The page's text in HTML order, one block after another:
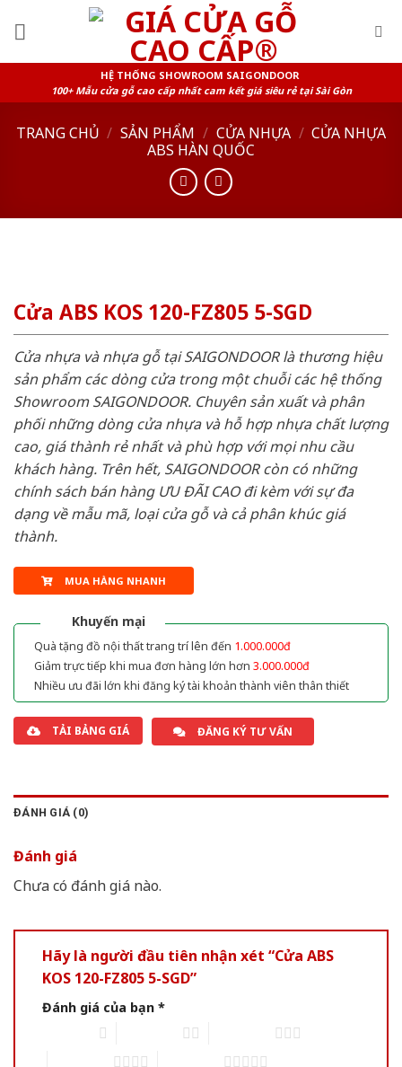
HỆ THỐNG SHOWROOM SAIGONDOOR
100+ Mẫu cửa gỗ cao cấp nhất cam kết giá siêu rẻ tại Sài Gòn
TRANG CHỦ / SẢN PHẨM / CỬA NHỰA / CỬA NHỰA
ABS HÀN QUỐC
Cửa ABS KOS 120-FZ805 5-SGD
Cửa nhựa và nhựa gỗ tại SAIGONDOOR là thương hiệu
sản phẩm các dòng cửa trong một chuỗi các hệ thống
Showroom SAIGONDOOR. Chuyên sản xuất và phân
phối những dòng cửa nhựa và hỗ hợp nhựa chất lượng
cao, giá thành rẻ nhất và phù hợp với mọi nhu cầu
khách hàng. Trên hết, SAIGONDOOR còn có những
chính sách bán hàng ƯU ĐÃI CAO đi kèm với sự đa
dạng về mẫu mã, loại cửa gỗ và cả phân khúc giá
thành.
MUA HÀNG NHANH
Khuyến mại
Quà tặng đồ nội thất trang trí lên đến 1.000.000đ
Giảm trực tiếp khi mua đơn hàng lớn hơn 3.000.000đ
Nhiều ưu đãi lớn khi đăng ký tài khoản thành viên thân thiết
TẢI BẢNG GIÁ ĐĂNG KÝ TƯ VẤN
ĐÁNH GIÁ (0)
Đánh giá
Chưa có đánh giá nào.
Hãy là người đầu tiên nhận xét “Cửa ABS
KOS 120-FZ805 5-SGD”
Đánh giá của bạn *